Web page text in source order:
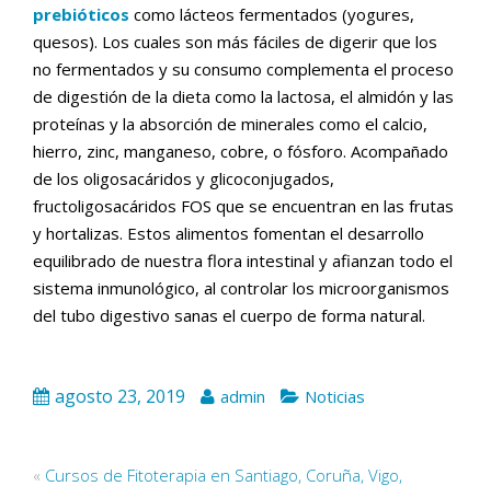
prebióticos como lácteos fermentados (yogures,
quesos). Los cuales son más fáciles de digerir que los
no fermentados y su consumo complementa el proceso
de digestión de la dieta como la lactosa, el almidón y las
proteínas y la absorción de minerales como el calcio,
hierro, zinc, manganeso, cobre, o fósforo. Acompañado
de los oligosacáridos y glicoconjugados,
fructoligosacáridos FOS que se encuentran en las frutas
y hortalizas. Estos alimentos fomentan el desarrollo
equilibrado de nuestra flora intestinal y afianzan todo el
sistema inmunológico, al controlar los microorganismos
del tubo digestivo sanas el cuerpo de forma natural.
agosto 23, 2019 admin Noticias
« Cursos de Fitoterapia en Santiago, Coruña, Vigo,